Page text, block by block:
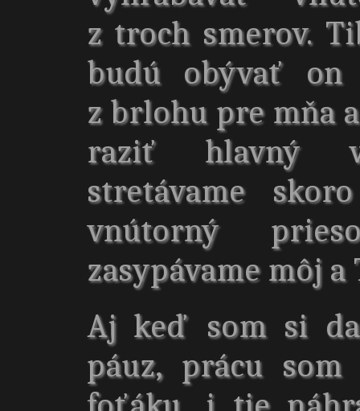
z troch smerov.
budú obývať on
z brlohu pre mňa
raziť hlavný
stretávame
vnútorný
zasypávame môj
Aj keď som si
páuz, prácu